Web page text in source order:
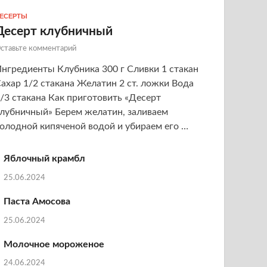
клубничный
комментарий
Клубника 300 г Сливки 1 стакан
1/2 стакана Желатин 2 ст. ложки Вода
3 стакана Как приготовить «Десерт
Берем желатин, заливаем
кипяченой водой и убираем его …
Яблочный крамбл
25.06.2024
Паста Амосова
25.06.2024
Молочное мороженое
24.06.2024